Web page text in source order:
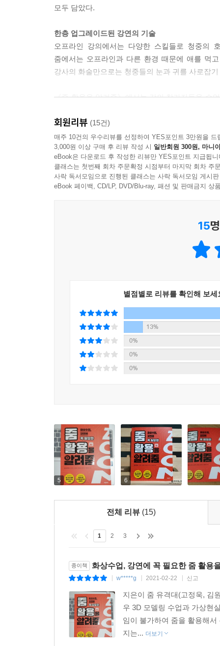
모두 담았다.
한층 업그레이드된 강연의 기술
오프라인 강의에서는 다양한 스킬들로 청중의
줌에서는 오프라인과 다른 환경 때문에 애를 먹
강사의 화술만으로는 청중들의 눈과 귀를 사로잡
《줌 활용을 알려줌》에서는 강의 참가자들을 수
부록으로는 회의 참가자 초대 방식과 관리 방법을
단축키 설명을 수록하여 줌으로 강연하는 강사들
줌으로 활동 영역을 확장하자!
오프라인 강연이 힘들어졌지만, 줌을 이용한 강
가능하고, 참가자 역시 언제 어디서나 강연에
실시간 방송 중계로 새로운 방식의 강연을 모색
회원리뷰 (15건)
매주 10건의 우수리뷰를 선정하여 YES포인트 3만원을 드
3,000원 이상 구매 후 리뷰 작성 시 일반회원 300원, 마니
eBook은 다운로드 후 작성한 리뷰만 YES포인트 지급됩니
클래스는 첫번째 회차 주문확정 시점부터 마지막 회차 주
사락 독서모임으로 진행된 클래스는 사락 독서모임 게시
eBook 페이백, CD/LP, DVD/Blu-ray, 패션 및 판매금지 상
15
별점별로 리뷰를 확인해 보세
13%
0%
0%
0%
5 6
전체 리뷰 (15)
1 2 3
종이책 화상수업, 강연에 꼭 필요한 줌 활용
w*****g 2021-02-22 신고
지은이 줌 유격대(고정욱, 김
우 3D 모델링 수업과 가상현
임이 불가하여 줌을 활용해
지는... 더보기